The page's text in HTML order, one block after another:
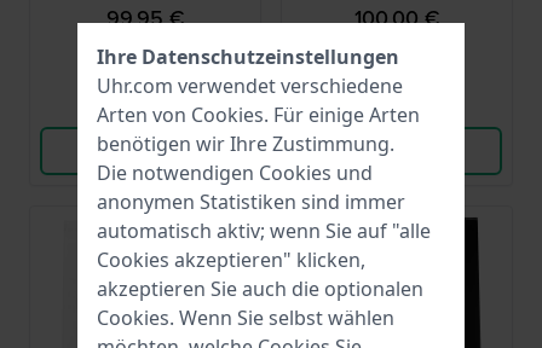
99,95 €
● Auf Lager
Vergleichen
Produkt ansehen
100,00 €
● Auf Lager
Vergleichen
Produkt ansehen
Ihre Datenschutzeinstellungen
Uhr.com verwendet verschiedene
Arten von Cookies. Für einige Arten
benötigen wir Ihre Zustimmung.
Die notwendigen Cookies und
anonymen Statistiken sind immer
automatisch aktiv; wenn Sie auf "alle
Cookies akzeptieren" klicken,
akzeptieren Sie auch die optionalen
Cookies. Wenn Sie selbst wählen